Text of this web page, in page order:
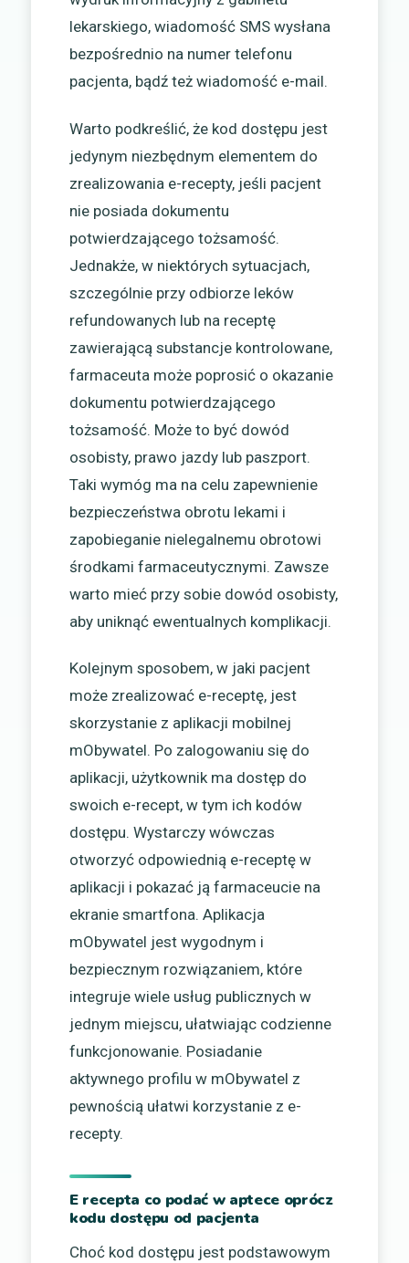
lekarskiego, wiadomość SMS wysłana
bezpośrednio na numer telefonu
pacjenta, bądź też wiadomość e-mail.
Warto podkreślić, że kod dostępu jest
jedynym niezbędnym elementem do
zrealizowania e-recepty, jeśli pacjent
nie posiada dokumentu
potwierdzającego tożsamość.
Jednakże, w niektórych sytuacjach,
szczególnie przy odbiorze leków
refundowanych lub na receptę
zawierającą substancje kontrolowane,
farmaceuta może poprosić o okazanie
dokumentu potwierdzającego
tożsamość. Może to być dowód
osobisty, prawo jazdy lub paszport.
Taki wymóg ma na celu zapewnienie
bezpieczeństwa obrotu lekami i
zapobieganie nielegalnemu obrotowi
środkami farmaceutycznymi. Zawsze
warto mieć przy sobie dowód osobisty,
aby uniknąć ewentualnych komplikacji.
Kolejnym sposobem, w jaki pacjent
może zrealizować e-receptę, jest
skorzystanie z aplikacji mobilnej
mObywatel. Po zalogowaniu się do
aplikacji, użytkownik ma dostęp do
swoich e-recept, w tym ich kodów
dostępu. Wystarczy wówczas
otworzyć odpowiednią e-receptę w
aplikacji i pokazać ją farmaceucie na
ekranie smartfona. Aplikacja
mObywatel jest wygodnym i
bezpiecznym rozwiązaniem, które
integruje wiele usług publicznych w
jednym miejscu, ułatwiając codzienne
funkcjonowanie. Posiadanie
aktywnego profilu w mObywatel z
pewnością ułatwi korzystanie z e-
recepty.
E recepta co podać w aptece oprócz
kodu dostępu od pacjenta
Choć kod dostępu jest podstawowym